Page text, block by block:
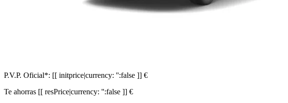
P.V.P. Oficial*: [[ initprice|currency: '':false ]] €
Te ahorras [[ resPrice|currency: '':false ]] €